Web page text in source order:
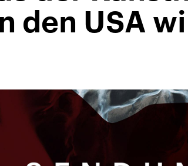
den USA